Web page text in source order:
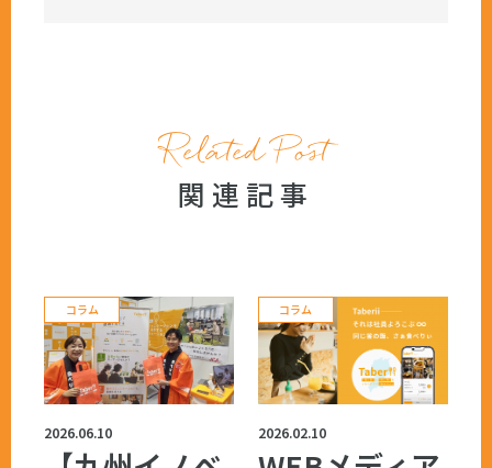
Related Post
関連記事
2026.06.10
コラム
2026.02.10
コラム